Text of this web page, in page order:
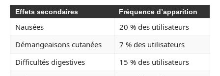
Effets secondaires Fréquence d’apparition
Nausées
20 % des utilisateurs
Démangeaisons cutanées
7 % des utilisateurs
Difficultés digestives
15 % des utilisateurs